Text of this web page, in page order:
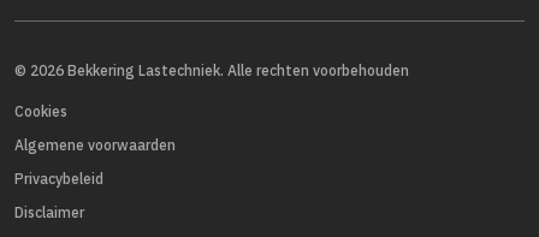
© 2026 Bekkering Lastechniek. Alle rechten voorbehouden
Cookies
Algemene voorwaarden
Privacybeleid
Disclaimer